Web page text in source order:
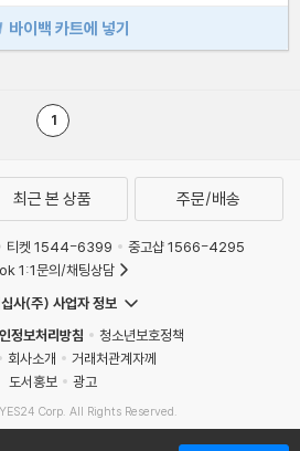
바이백 카트에 넣기
1
최근 본 상품 주문/배송
티켓 1544-6399
중고샵 1566-4295
1:1문의/채팅상담
사(주) 사업자 정보
정보처리방침
청소년보호정책
회사소개
거래처관계자께
도서홍보
광고
Corp. All Rights Reserved.